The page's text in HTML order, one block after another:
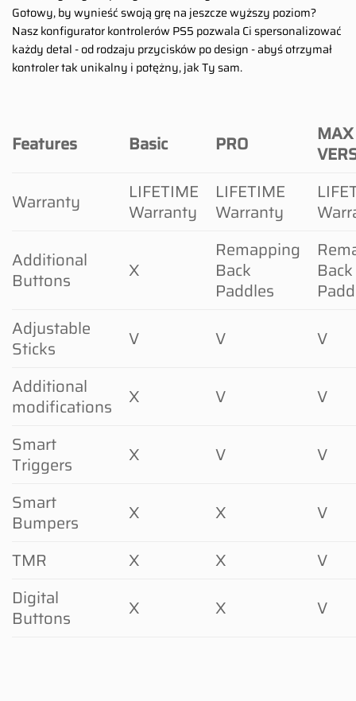
Gotowy, by wynieść swoją grę na jeszcze wyższy poziom?
Nasz konfigurator kontrolerów PS5 pozwala Ci spersonalizować
każdy detal - od rodzaju przycisków po design - abyś otrzymał
kontroler tak unikalny i potężny, jak Ty sam.
Features Basic PRO
MAX
Warranty
LIFETIME
Warranty
LIFETIME
Warranty
Additional
Buttons
X
Remapping
Back
Paddles
Back
Adjustable
Sticks
V V
V
Additional
modifications
X V
V
Smart
Triggers
X V
V
Smart
Bumpers
X X
V
TMR
X X
V
Digital
Buttons
X X V